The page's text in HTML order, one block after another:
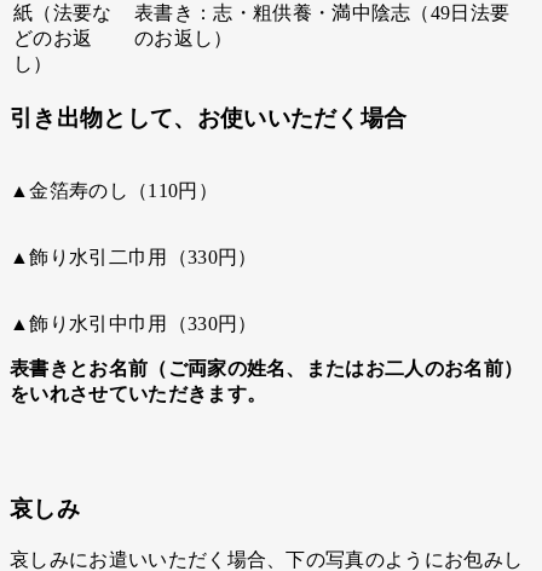
紙（法要な
どのお返
し）
表書き：志・粗供養・満中陰志（49日法要
のお返し）
引き出物として、お使いいただく場合
▲金箔寿のし（110円）
▲飾り水引二巾用（330円）
▲飾り水引中巾用（330円）
表書きとお名前（ご両家の姓名、またはお二人のお名前）
をいれさせていただきます。
哀しみ
哀しみにお遣いいただく場合、下の写真のようにお包みし